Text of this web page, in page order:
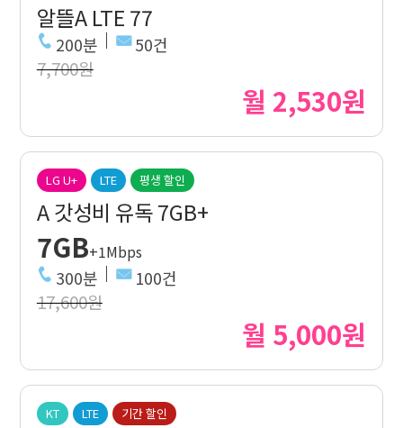
알뜰A LTE 77
200분 50건
7,700원
월 2,530원
LG U+ LTE 평생 할인
A 갓성비 유독 7GB+
7GB+1Mbps
300분 100건
17,600원
월 5,000원
KT LTE 기간 할인